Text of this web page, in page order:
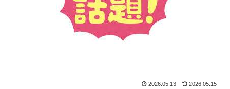
2026.05.13 2026.05.15